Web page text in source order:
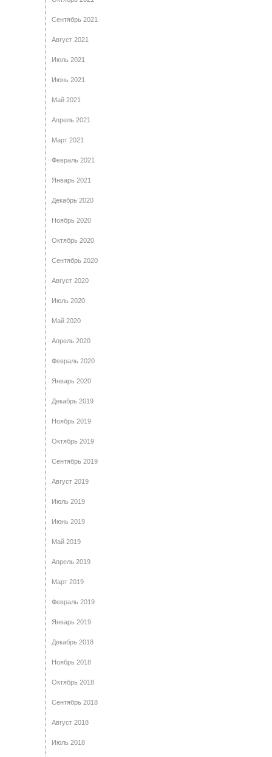
Сентябрь 2021
Август 2021
Июль 2021
Июнь 2021
Май 2021
Апрель 2021
Март 2021
Февраль 2021
Январь 2021
Декабрь 2020
Ноябрь 2020
Октябрь 2020
Сентябрь 2020
Август 2020
Июль 2020
Май 2020
Апрель 2020
Февраль 2020
Январь 2020
Декабрь 2019
Ноябрь 2019
Октябрь 2019
Сентябрь 2019
Август 2019
Июль 2019
Июнь 2019
Май 2019
Апрель 2019
Март 2019
Февраль 2019
Январь 2019
Декабрь 2018
Ноябрь 2018
Октябрь 2018
Сентябрь 2018
Август 2018
Июль 2018